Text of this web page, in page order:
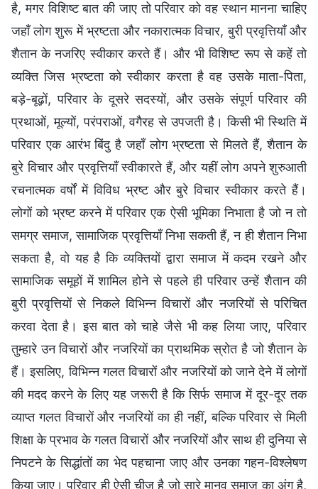
है, मगर विशिष्ट बात की जाए तो परिवार को वह स्थान मानना चाहिए
जहाँ लोग शुरू में भ्रष्टता और नकारात्मक विचार, बुरी प्रवृत्तियाँ और
शैतान के नजरिए स्वीकार करते हैं। और भी विशिष्ट रूप से कहें तो
व्यक्ति जिस भ्रष्टता को स्वीकार करता है वह उसके माता-पिता,
बड़े-बूढ़ों, परिवार के दूसरे सदस्यों, और उसके संपूर्ण परिवार की
प्रथाओं, मूल्यों, परंपराओं, वगैरह से उपजती है। किसी भी स्थिति में
परिवार एक आरंभ बिंदु है जहाँ लोग भ्रष्टता से मिलते हैं, शैतान के
बुरे विचार और प्रवृत्तियाँ स्वीकारते हैं, और यहीं लोग अपने शुरुआती
रचनात्मक वर्षों में विविध भ्रष्ट और बुरे विचार स्वीकार करते हैं।
लोगों को भ्रष्ट करने में परिवार एक ऐसी भूमिका निभाता है जो न तो
समग्र समाज, सामाजिक प्रवृत्तियाँ निभा सकती हैं, न ही शैतान निभा
सकता है, वो यह है कि व्यक्तियों द्वारा समाज में कदम रखने और
सामाजिक समूहों में शामिल होने से पहले ही परिवार उन्हें शैतान की
बुरी प्रवृत्तियों से निकले विभिन्न विचारों और नजरियों से परिचित
करवा देता है। इस बात को चाहे जैसे भी कह लिया जाए, परिवार
तुम्हारे उन विचारों और नजरियों का प्राथमिक स्रोत है जो शैतान के
हैं। इसलिए, विभिन्न गलत विचारों और नजरियों को जाने देने में लोगों
की मदद करने के लिए यह जरूरी है कि सिर्फ समाज में दूर-दूर तक
व्याप्त गलत विचारों और नजरियों का ही नहीं, बल्कि परिवार से मिली
शिक्षा के प्रभाव के गलत विचारों और नजरियों और साथ ही दुनिया से
निपटने के सिद्धांतों का भेद पहचाना जाए और उनका गहन-विश्लेषण
किया जाए। परिवार ही ऐसी चीज है जो सारे मानव समाज का अंग है,